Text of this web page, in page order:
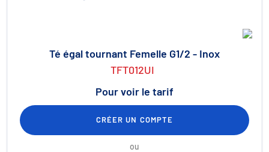
Té égal tournant Femelle G1/2 - Inox
TFT012UI
Pour voir le tarif
CRÉER UN COMPTE
ou